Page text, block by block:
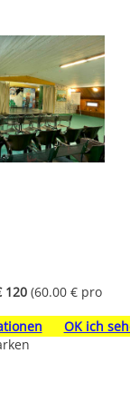
120 (60.00 € pro
OK ich